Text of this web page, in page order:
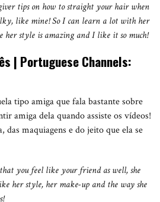
tips on how to straight your hair when
like mine! So I can learn a lot with her
her style is amazing and I like it so much!
| Portuguese Channels:
tipo amiga que fala bastante sobre
amiga dela quando assiste os vídeos!
das maquiagens e do jeito que ela se
you feel like your friend as well, she
her style, her make-up and the way she